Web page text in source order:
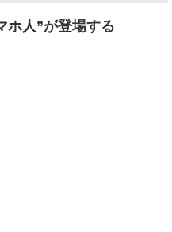
ホ人”が登場する